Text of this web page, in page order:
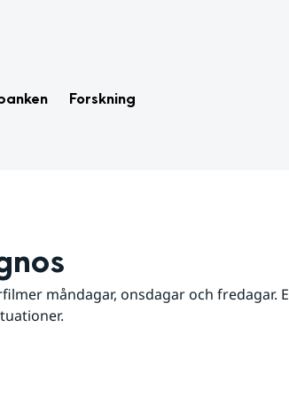
Forskning
måndagar, onsdagar och fredagar.